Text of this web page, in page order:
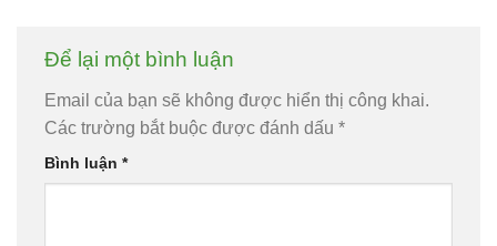
Để lại một bình luận
Email của bạn sẽ không được hiển thị công khai.
Các trường bắt buộc được đánh dấu *
Bình luận *